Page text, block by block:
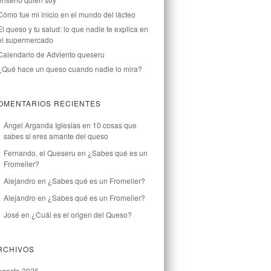
fue mi inicio en el mundo del lácteo
queso y tu salud: lo que nadie te explica en
supermercado
de Adviento queseru
hace un queso cuando nadie lo mira?
RECIENTES
Ángel Arganda Iglesiasen 10 cosas que
sabes si eres amante del queso
Fernando, el Queseru en ¿Sabes qué es un
Fromelier?
Alejandro en ¿Sabes qué es un Fromelier?
Alejandro en ¿Sabes qué es un Fromelier?
José en ¿Cuál es el origen del Queso?